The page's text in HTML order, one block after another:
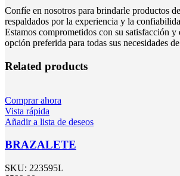
Confíe en nosotros para brindarle productos
respaldados por la experiencia y la
Estamos comprometidos con su satisfacción y
opción preferida para todas sus necesidades
Related products
Comprar ahora
Vista rápida
Añadir a lista de deseos
BRAZALETE
SKU: 223595L